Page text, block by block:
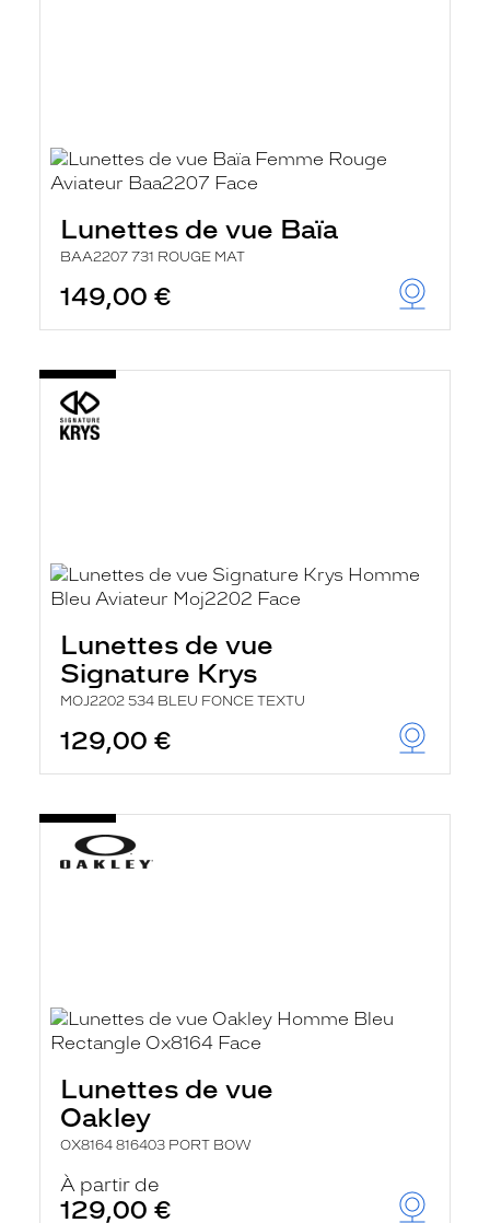
Lunettes de vue Baïa
BAA2207 731 ROUGE MAT
149,00 €
Lunettes de vue
Signature Krys
MOJ2202 534 BLEU FONCE TEXTU
129,00 €
Lunettes de vue
Oakley
OX8164 816403 PORT BOW
À partir de
129,00 €